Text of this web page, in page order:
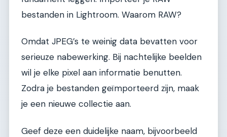
bestanden in Lightroom. Waarom RAW?
Omdat JPEG’s te weinig data bevatten voor
serieuze nabewerking. Bij nachtelijke beelden
wil je elke pixel aan informatie benutten.
Zodra je bestanden geïmporteerd zijn, maak
je een nieuwe collectie aan.
Geef deze een duidelijke naam, bijvoorbeeld